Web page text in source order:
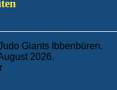
Giants Ibbenbüren.
2026.